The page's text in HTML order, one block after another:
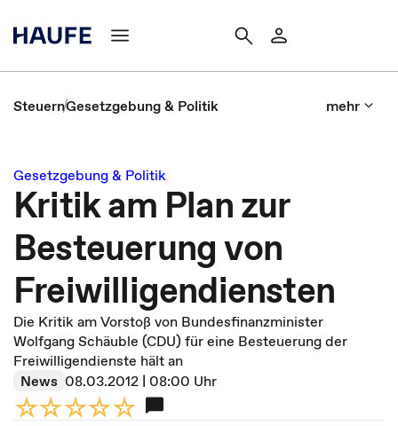
SteuernGesetzgebung & Politik mehr
Gesetzgebung & Politik
Kritik am Plan zur
Besteuerung von
Freiwilligendiensten
Die Kritik am Vorstoß von Bundesfinanzminister
Wolfgang Schäuble (CDU) für eine Besteuerung der
Freiwilligendienste hält an
News 08.03.2012 | 08:00 Uhr